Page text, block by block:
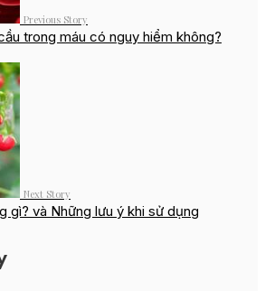
Previous Story
trong máu có nguy hiểm không?
Next Story
gì? và Những lưu ý khi sử dụng